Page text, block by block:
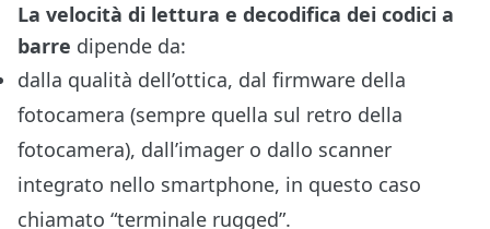
La velocità di lettura e decodifica dei codici a
barre dipende da:
dalla qualità dell’ottica, dal firmware della
fotocamera (sempre quella sul retro della
fotocamera), dall’imager o dallo scanner
integrato nello smartphone, in questo caso
chiamato “terminale rugged”.